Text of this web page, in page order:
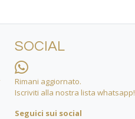
SOCIAL
Rimani aggiornato.
Iscriviti alla nostra lista whatsapp!
Seguici sui social